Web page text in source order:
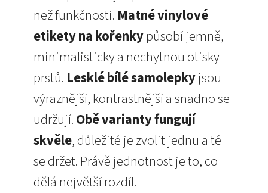
než funkčnosti. Matné vinylové
etikety na kořenkypůsobí jemně,
minimalisticky a nechytnou otisky
prstů. Lesklé bílé samolepkyjsou
výraznější, kontrastnější a snadno se
udržují.Obě varianty fungují
skvěle, důležité je zvolit jednu a té
se držet. Právě jednotnost je to, co
dělá největší rozdíl.